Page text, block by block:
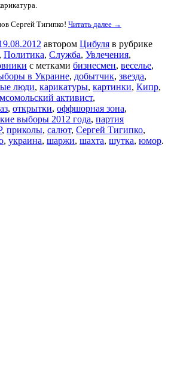
Сергей Тигипко! Читать далее →
автором Цибуля в рубрике
, Политика, Служба, Увлечения,
с метками бизнесмен, веселье,
в Украине, добытчик, звезда,
люди, карикатуры, картинки, Кипр,
активист,
, открытки, оффшорная зона,
выборы 2012 года, партия
, приколы, салют, Сергей Тигипко,
, украина, шаржи, шахта, шутка, юмор.